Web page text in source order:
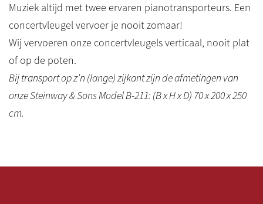
Muziek altijd met twee ervaren pianotransporteurs. Een
concertvleugel vervoer je nooit zomaar!
Wij vervoeren onze concertvleugels verticaal, nooit plat
of op de poten.
Bij transport op z’n (lange) zijkant zijn de afmetingen van
onze Steinway & Sons Model B-211: (B x H x D) 70 x 200 x 250
cm.